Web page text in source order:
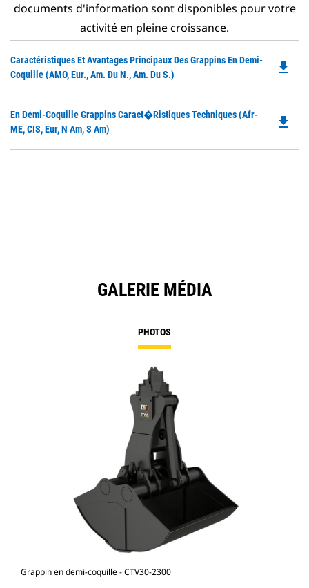
documents d'information sont disponibles pour votre
activité en pleine croissance.
Caractéristiques Et Avantages Principaux Des Grappins En Demi-
Coquille (AMO, Eur., Am. Du N., Am. Du S.)
file_download
En Demi-Coquille Grappins Caract�ristiques Techniques (Afr-
ME, CIS, Eur, N Am, S Am)
file_download
GALERIE MÉDIA
PHOTOS
Grappin en demi-coquille - CTV30-2300